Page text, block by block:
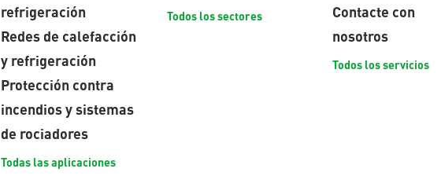
refrigeración
Redes de calefacción
y refrigeración
Protección contra
incendios y sistemas
de rociadores
Todas las aplicaciones
Todos los sectores
Contacte con
nosotros
Todos los servicios